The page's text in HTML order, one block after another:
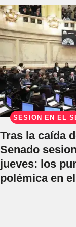
SESIÓN EN EL
Tras la caída
Senado
jueves: los
polémica en